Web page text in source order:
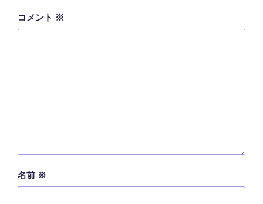
コメント ※
名前 ※